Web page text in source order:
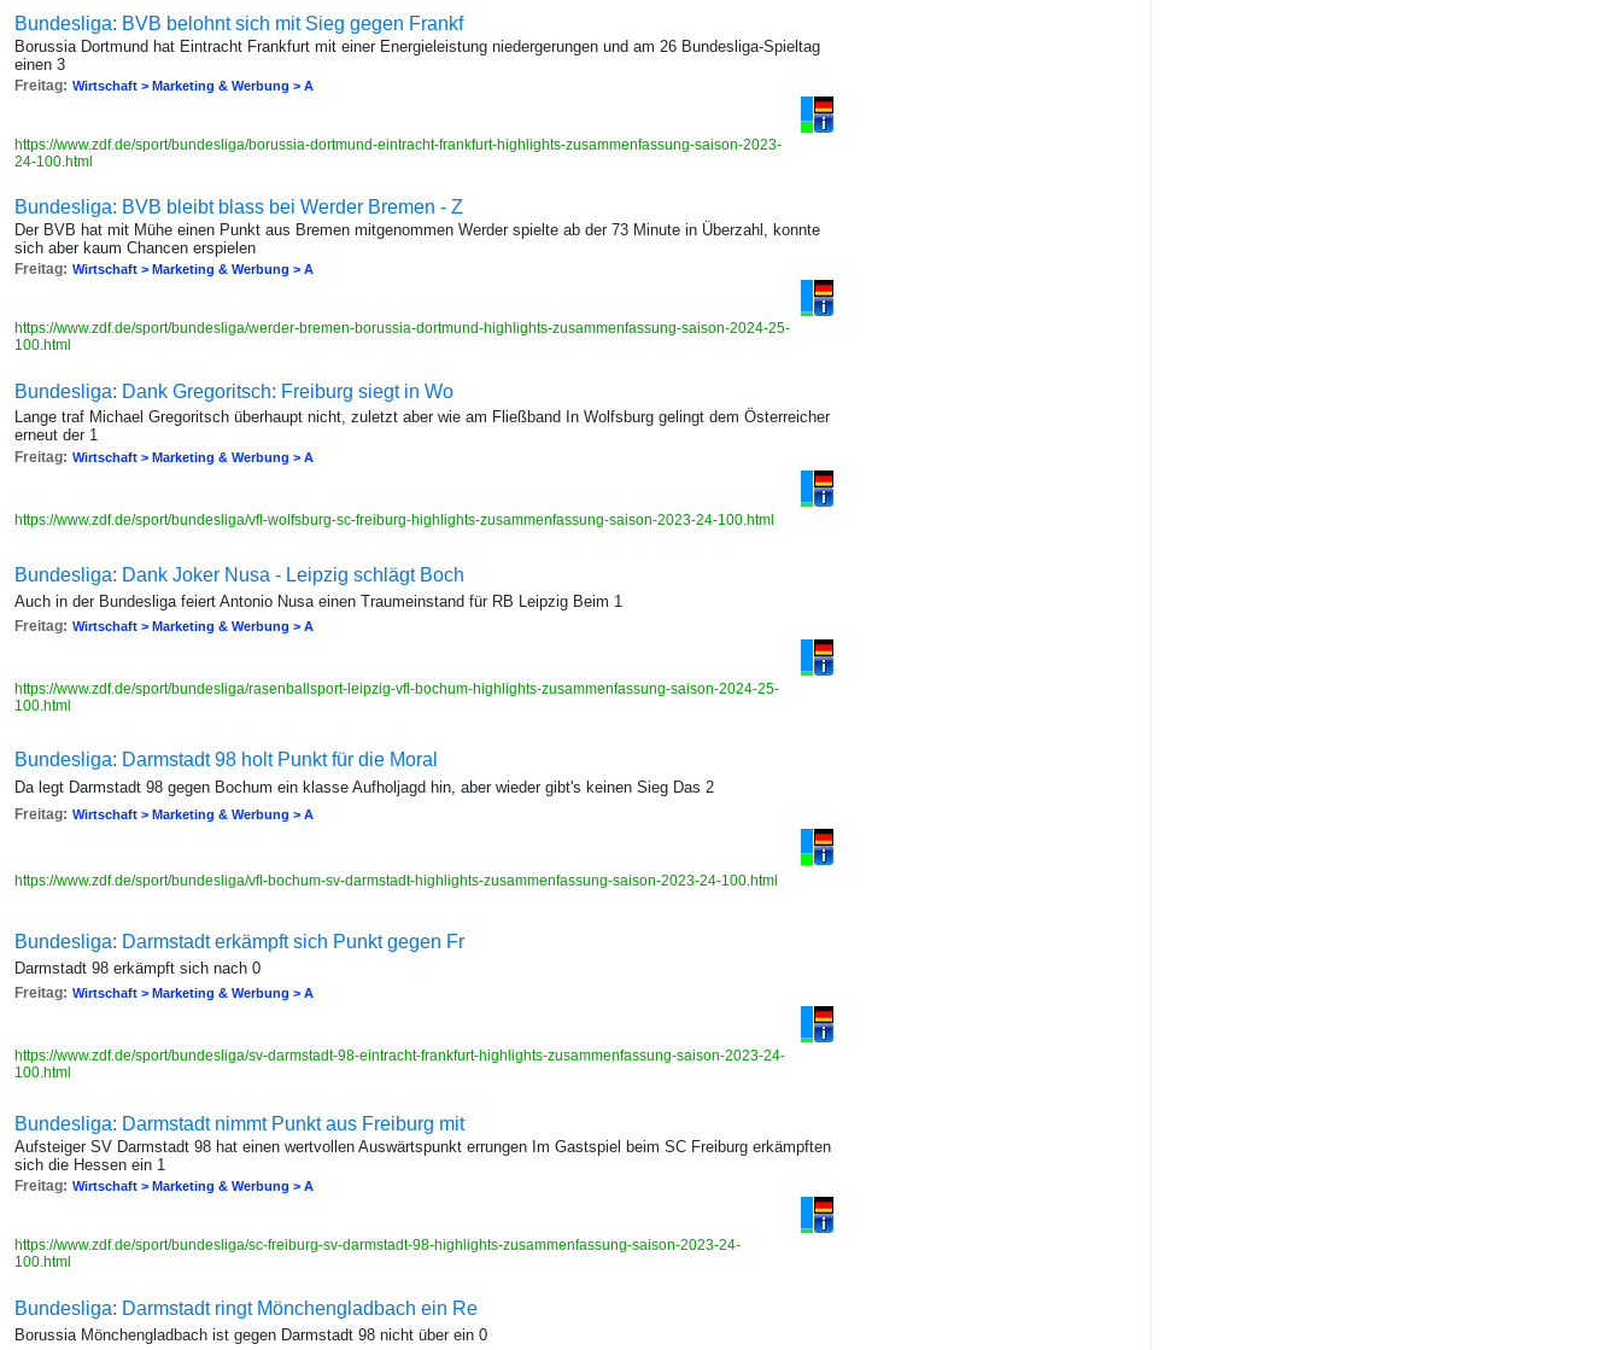
Bundesliga: BVB belohnt sich mit Sieg gegen Frankf
Borussia Dortmund hat Eintracht Frankfurt mit einer Energieleistung niedergerungen und am 26 Bundesliga-Spieltag
einen 3
Freitag: Wirtschaft > Marketing & Werbung > A
https://www.zdf.de/sport/bundesliga/borussia-dortmund-eintracht-frankfurt-highlights-zusammenfassung-saison-2023-
24-100.html
Bundesliga: BVB bleibt blass bei Werder Bremen - Z
Der BVB hat mit Mühe einen Punkt aus Bremen mitgenommen Werder spielte ab der 73 Minute in Überzahl, konnte
sich aber kaum Chancen erspielen
Freitag: Wirtschaft > Marketing & Werbung > A
https://www.zdf.de/sport/bundesliga/werder-bremen-borussia-dortmund-highlights-zusammenfassung-saison-2024-25-
100.html
Bundesliga: Dank Gregoritsch: Freiburg siegt in Wo
Lange traf Michael Gregoritsch überhaupt nicht, zuletzt aber wie am Fließband In Wolfsburg gelingt dem Österreicher
erneut der 1
Freitag: Wirtschaft > Marketing & Werbung > A
https://www.zdf.de/sport/bundesliga/vfl-wolfsburg-sc-freiburg-highlights-zusammenfassung-saison-2023-24-100.html
Bundesliga: Dank Joker Nusa - Leipzig schlägt Boch
Auch in der Bundesliga feiert Antonio Nusa einen Traumeinstand für RB Leipzig Beim 1
Freitag: Wirtschaft > Marketing & Werbung > A
https://www.zdf.de/sport/bundesliga/rasenballsport-leipzig-vfl-bochum-highlights-zusammenfassung-saison-2024-25-
100.html
Bundesliga: Darmstadt 98 holt Punkt für die Moral
Da legt Darmstadt 98 gegen Bochum ein klasse Aufholjagd hin, aber wieder gibt's keinen Sieg Das 2
Freitag: Wirtschaft > Marketing & Werbung > A
https://www.zdf.de/sport/bundesliga/vfl-bochum-sv-darmstadt-highlights-zusammenfassung-saison-2023-24-100.html
Bundesliga: Darmstadt erkämpft sich Punkt gegen Fr
Darmstadt 98 erkämpft sich nach 0
Freitag: Wirtschaft > Marketing & Werbung > A
https://www.zdf.de/sport/bundesliga/sv-darmstadt-98-eintracht-frankfurt-highlights-zusammenfassung-saison-2023-24-
100.html
Bundesliga: Darmstadt nimmt Punkt aus Freiburg mit
Aufsteiger SV Darmstadt 98 hat einen wertvollen Auswärtspunkt errungen Im Gastspiel beim SC Freiburg erkämpften
sich die Hessen ein 1
Freitag: Wirtschaft > Marketing & Werbung > A
https://www.zdf.de/sport/bundesliga/sc-freiburg-sv-darmstadt-98-highlights-zusammenfassung-saison-2023-24-
100.html
Bundesliga: Darmstadt ringt Mönchengladbach ein Re
Borussia Mönchengladbach ist gegen Darmstadt 98 nicht über ein 0